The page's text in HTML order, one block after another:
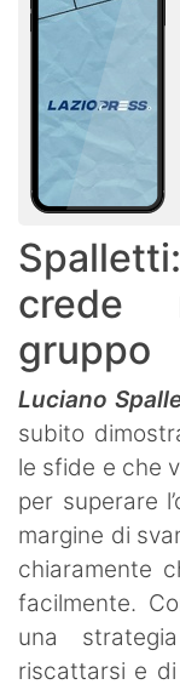
crede
gruppo
Luciano
subito
le sfide e che
per superare
margine di
chiaramente
facilmente.
una
riscattarsi e